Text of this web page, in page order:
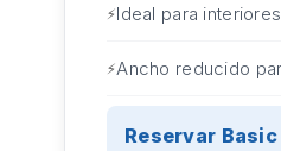
Ideal para
Ancho reducido
Reservar Basic